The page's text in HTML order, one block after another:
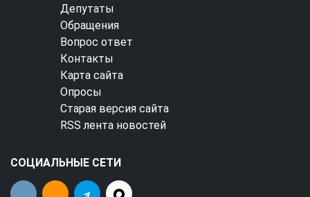
Депутаты
Обращения
Вопрос ответ
Контакты
Карта сайта
Опросы
Старая версия сайта
RSS лента новостей
СОЦИАЛЬНЫЕ СЕТИ